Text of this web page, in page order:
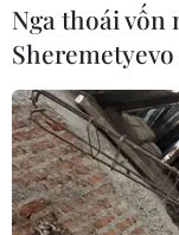
Nga thoái vốn
Sheremetyevo